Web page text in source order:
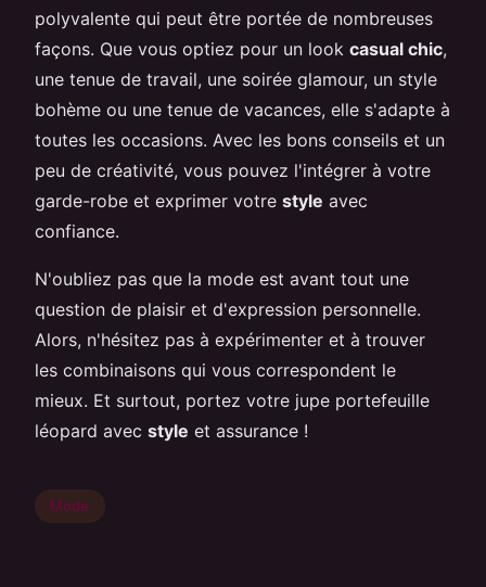
polyvalente qui peut être portée de nombreuses
façons. Que vous optiez pour un look casual chic,
une tenue de travail, une soirée glamour, un style
bohème ou une tenue de vacances, elle s'adapte à
toutes les occasions. Avec les bons conseils et un
peu de créativité, vous pouvez l'intégrer à votre
garde-robe et exprimer votre style avec
confiance.
N'oubliez pas que la mode est avant tout une
question de plaisir et d'expression personnelle.
Alors, n'hésitez pas à expérimenter et à trouver
les combinaisons qui vous correspondent le
mieux. Et surtout, portez votre jupe portefeuille
léopard avec style et assurance !
Mode